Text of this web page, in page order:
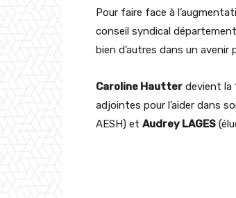
Pour faire face à
conseil syndical
bien d’autres dans un avenir
Caroline Hautter devient la
adjointes pour l’aider dans
AESH) et Audrey LAGES